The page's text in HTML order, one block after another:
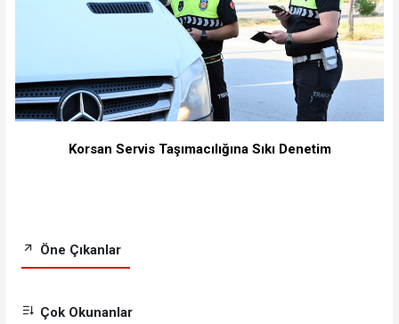
Korsan Servis Taşımacılığına Sıkı Denetim
Öne Çıkanlar
Çok Okunanlar